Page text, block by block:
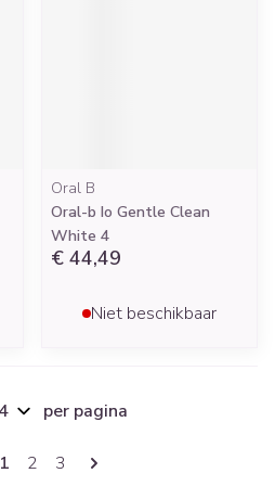
Oral B
Oral-b Io Gentle Clean
White 4
€ 44,49
Niet beschikbaar
Pagina's
U lees momenteel pagina
1 Pagina
2 Pagina
3
per pagina